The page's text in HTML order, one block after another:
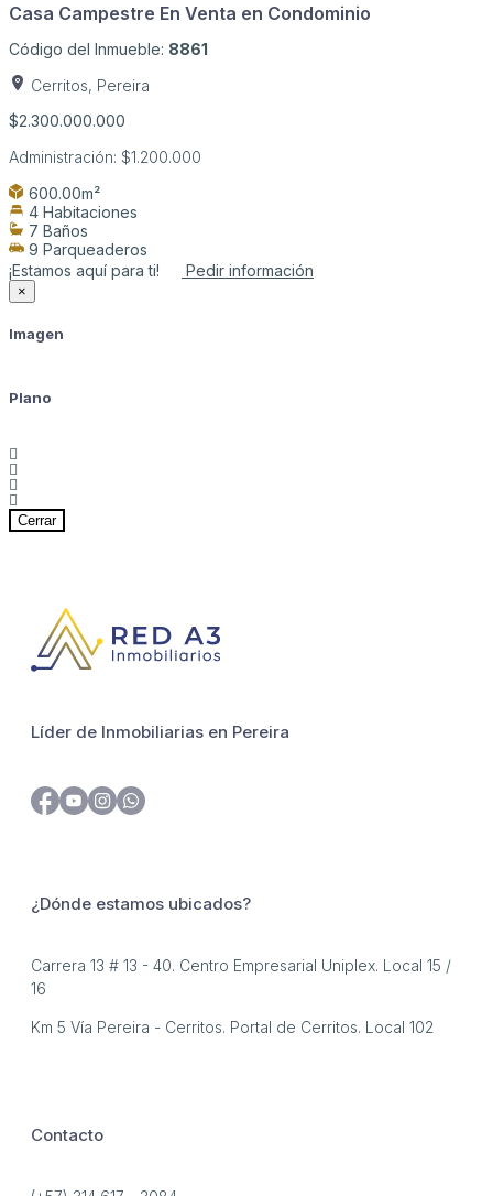
Casa Campestre En Venta en Condominio
Código del Inmueble: 8861
Cerritos, Pereira
$2.300.000.000
Administración: $1.200.000
600.00m²
4 Habitaciones
7 Baños
9 Parqueaderos
¡Estamos aquí para ti!
Pedir información
×
Imagen
Plano
Cerrar
Líder de Inmobiliarias en Pereira
¿Dónde estamos ubicados?
Carrera 13 # 13 - 40. Centro Empresarial Uniplex. Local 15 /
16
Km 5 Vía Pereira - Cerritos. Portal de Cerritos. Local 102
Contacto